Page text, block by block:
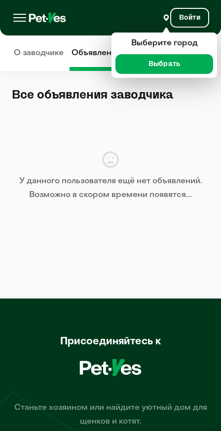
Войти
О заводчике Объявления Отзывы
Все объявления заводчика
У данного пользователя ещё нет объявлений.
Возможно в скором времени появятся...
Присоединяйтесь к
Станьте хозяином или найдите уютный дом для
щенков и котят.
Выберите город
Выбрать